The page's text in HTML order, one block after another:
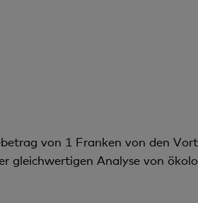
von 1 Franken von den
gleichwertigen Analyse von